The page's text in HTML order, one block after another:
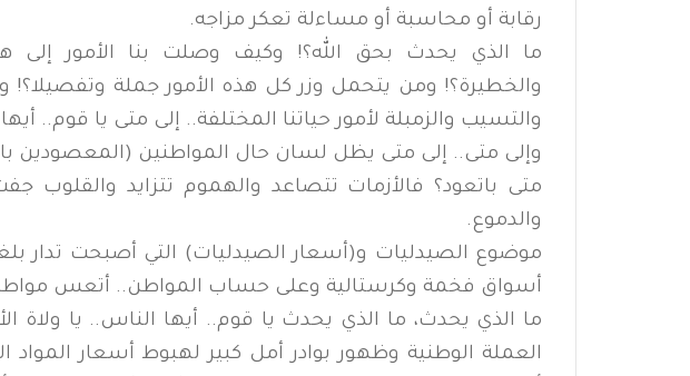
رقابة أو محاسبة أو مساءلة تعكر مزاجه.
ما الذي يحدث بحق الله؟! وكيف وصلت بنا الأمور إلى
والخطيرة؟! ومن يتحمل وزر كل هذه الأمور جملة وتفصيلا؟!
والتسيب والزمبلة لأمور حياتنا المختلفة.. إلى متى يا قوم..
وإلى متى.. إلى متى يظل لسان حال المواطنين (المعصودين
متى باتعود؟ فالأزمات تتصاعد والهموم تتزايد والقلوب
والدموع.
موضوع الصيدليات و(أسعار الصيدليات) التي أصبحت تدار
أسواق فخمة وكرستالية وعلى حساب المواطن.. أتعس مواطن
ما الذي يحدث، ما الذي يحدث يا قوم.. أيها الناس.. يا
العملة الوطنية وظهور بوادر أمل كبير لهبوط أسعار المواد